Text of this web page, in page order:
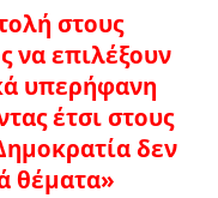
στους
να επιλέξουν
υπερήφανη
έτσι στους
δεν
θέματα»